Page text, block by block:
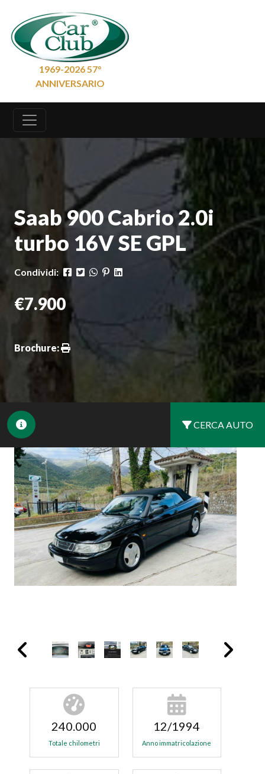
1969-2026 57°
ANNIVERSARIO
Saab 900 Cabrio 2.0i
turbo 16V SE GPL
Condividi:
€7.900
Brochure:
CERCA AUTO
240.000
Totale chilometri
12/1994
Anno immatricolazione